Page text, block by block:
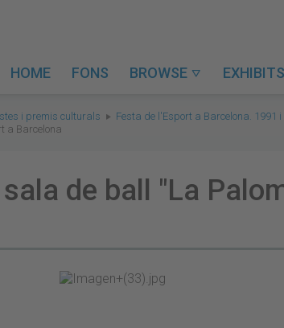
HOME FONS BROWSE  EXHIBITS
i premis culturals
Festa de l'Esport a Barcelona. 1991 i
a Barcelona
de ball "La